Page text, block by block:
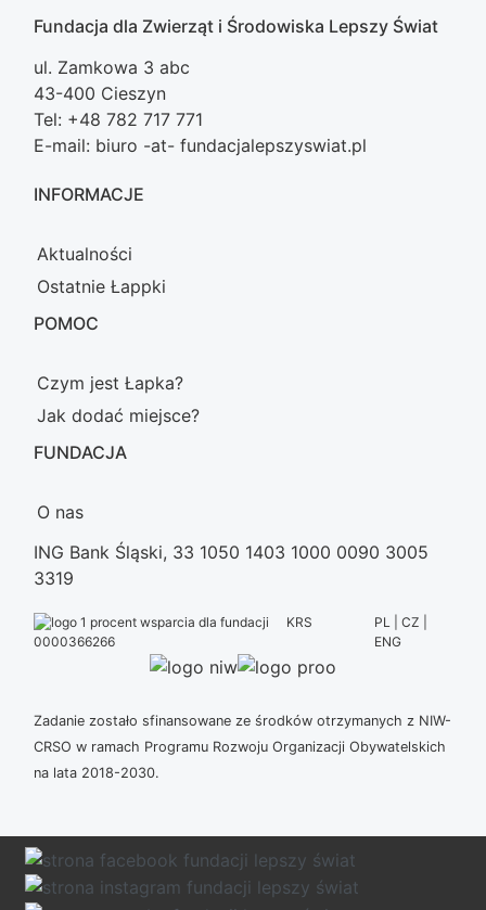
Fundacja dla Zwierząt i Środowiska Lepszy Świat
ul. Zamkowa 3 abc
43-400 Cieszyn
Tel: +48 782 717 771
E-mail: biuro -at- fundacjalepszyswiat.pl
INFORMACJE
Aktualności
Ostatnie Łappki
POMOC
Czym jest Łapka?
Jak dodać miejsce?
FUNDACJA
O nas
ING Bank Śląski, 33 1050 1403 1000 0090 3005
3319
KRS
0000366266
PL | CZ |
ENG
Zadanie zostało sfinansowane ze środków otrzymanych z NIW-
CRSO w ramach Programu Rozwoju Organizacji Obywatelskich
na lata 2018-2030.